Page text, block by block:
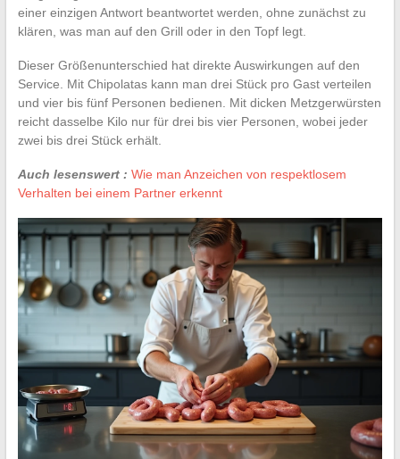
einer einzigen Antwort beantwortet werden, ohne zunächst zu
klären, was man auf den Grill oder in den Topf legt.
Dieser Größenunterschied hat direkte Auswirkungen auf den
Service. Mit Chipolatas kann man drei Stück pro Gast verteilen
und vier bis fünf Personen bedienen. Mit dicken Metzgerwürsten
reicht dasselbe Kilo nur für drei bis vier Personen, wobei jeder
zwei bis drei Stück erhält.
Auch lesenswert : Wie man Anzeichen von respektlosem
Verhalten bei einem Partner erkennt